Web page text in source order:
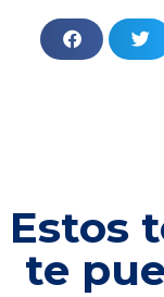
Estos
te